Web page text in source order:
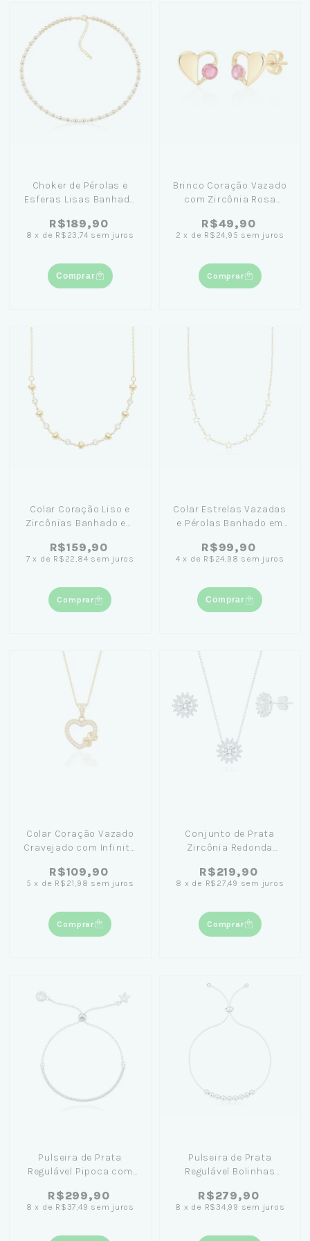
Choker de Pérolas e
Esferas Lisas Banhada
R$189,90
8 x de R$23,74 sem juros
Comprar
Brinco Coração Vazado
com Zircônia Rosa
R$49,90
2 x de R$24,95 sem juros
Comprar
Colar Coração Liso e
Zircônias Banhado em
R$159,90
7 x de R$22,84 sem juros
Comprar
Colar Estrelas Vazadas
e Pérolas Banhado em
R$99,90
4 x de R$24,98 sem juros
Comprar
Colar Coração Vazado
Cravejado com Infinito
18K
R$109,90
5 x de R$21,98 sem juros
Comprar
Conjunto de Prata
Zircônia Redonda
R$219,90
8 x de R$27,49 sem juros
Comprar
Pulseira de Prata
Regulável Pipoca com
zircônia
R$299,90
8 x de R$37,49 sem juros
Pulseira de Prata
Regulável Bolinhas
R$279,90
8 x de R$34,99 sem juros